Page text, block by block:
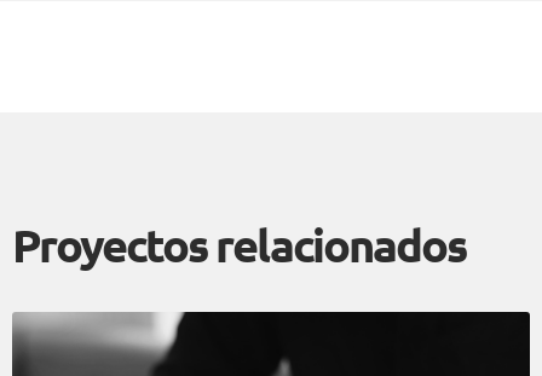
Proyectos relacionados